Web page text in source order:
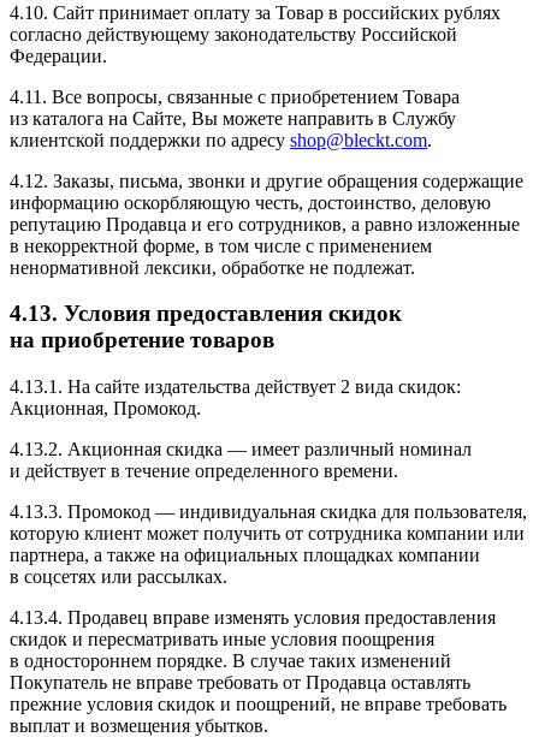
4.10. Сайт принимает оплату за Товар в российских рублях
согласно действующему законодательству Российской
Федерации.
4.11. Все вопросы, связанные с приобретением Товара
из каталога на Сайте, Вы можете направить в Службу
клиентской поддержки по адресу shop@bleckt.com.
4.12. Заказы, письма, звонки и другие обращения содержащие
информацию оскорбляющую честь, достоинство, деловую
репутацию Продавца и его сотрудников, а равно изложенные
в некорректной форме, в том числе с применением
ненормативной лексики, обработке не подлежат.
4.13. Условия предоставления скидок
на приобретение товаров
4.13.1. На сайте издательства действует 2 вида скидок:
Акционная, Промокод.
4.13.2. Акционная скидка — имеет различный номинал
и действует в течение определенного времени.
4.13.3. Промокод — индивидуальная скидка для пользователя,
которую клиент может получить от сотрудника компании или
партнера, а также на официальных площадках компании
в соцсетях или рассылках.
4.13.4. Продавец вправе изменять условия предоставления
скидок и пересматривать иные условия поощрения
в одностороннем порядке. В случае таких изменений
Покупатель не вправе требовать от Продавца оставлять
прежние условия скидок и поощрений, не вправе требовать
выплат и возмещения убытков.